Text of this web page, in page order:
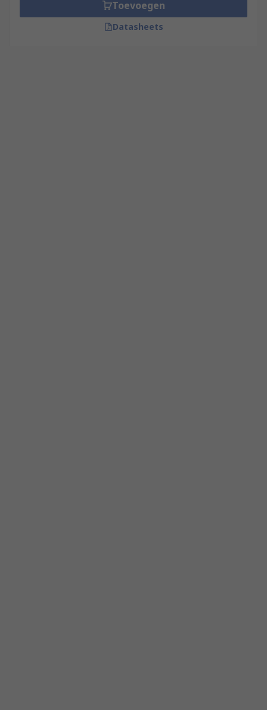
Toevoegen
Datasheets